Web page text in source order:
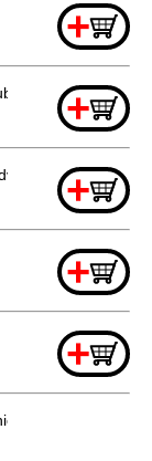
+
+
Ds18dvb/dv12dv/
+
+
+
bestellbar